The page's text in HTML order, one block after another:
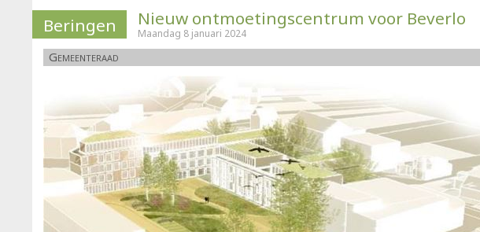
Beringen Nieuw ontmoetingscentrum voor Beverlo
Maandag 8 januari 2024
Gemeenteraad